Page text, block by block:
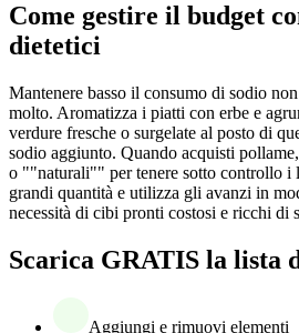
Come gestire il budget
dietetici
Mantenere basso il consumo di sodio
molto. Aromatizza i piatti con erbe e
verdure fresche o surgelate al posto di
sodio aggiunto. Quando acquisti
o ""naturali"" per tenere sotto controllo
grandi quantità e utilizza gli avanzi in
necessità di cibi pronti costosi e ricchi di
Scarica GRATIS la lista
Aggiungi e rimuovi elementi